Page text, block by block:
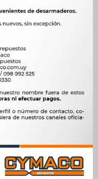
VOLKSWAGEN
REGULADOR PRESION C-
RAIL AMAROK 3.0TDI -